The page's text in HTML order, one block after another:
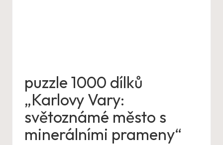
puzzle 1000 dílků
„Karlovy Vary:
světoznámé město s
minerálními prameny“